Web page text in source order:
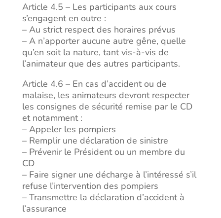
Article 4.5 – Les participants aux cours
s’engagent en outre :
– Au strict respect des horaires prévus
– A n’apporter aucune autre gêne, quelle
qu’en soit la nature, tant vis-à-vis de
l’animateur que des autres participants.
Article 4.6 – En cas d’accident ou de
malaise, les animateurs devront respecter
les consignes de sécurité remise par le CD
et notamment :
– Appeler les pompiers
– Remplir une déclaration de sinistre
– Prévenir le Président ou un membre du
CD
– Faire signer une décharge à l’intéressé s’il
refuse l’intervention des pompiers
– Transmettre la déclaration d’accident à
l’assurance